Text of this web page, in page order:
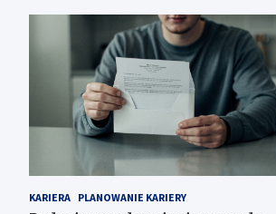
KARIERA PLANOWANIE KARIERY